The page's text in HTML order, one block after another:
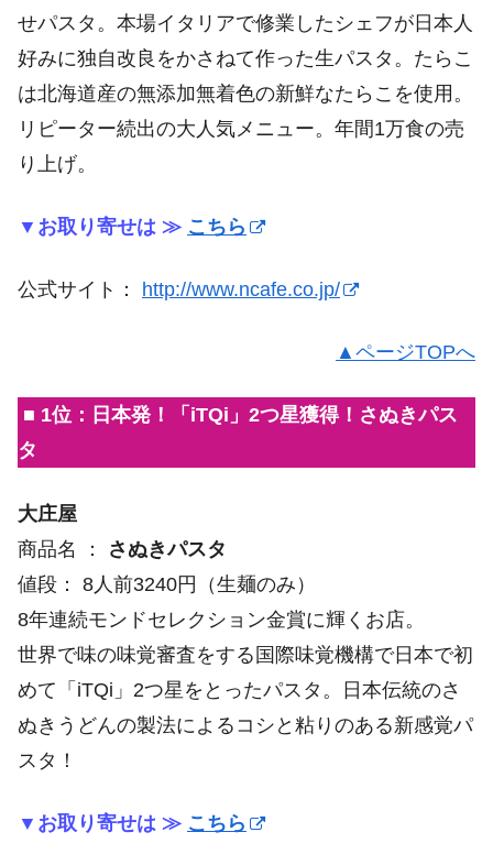
せパスタ。本場イタリアで修業したシェフが日本人
好みに独自改良をかさねて作った生パスタ。たらこ
は北海道産の無添加無着色の新鮮なたらこを使用。
リピーター続出の大人気メニュー。年間1万食の売
り上げ。
▼お取り寄せは ≫ こちら
公式サイト： http://www.ncafe.co.jp/
▲ページTOPへ
■ 1位：日本発！「iTQi」2つ星獲得！さぬきパス
タ
大庄屋
商品名 ： さぬきパスタ
値段： 8人前3240円（生麺のみ）
8年連続モンドセレクション金賞に輝くお店。
世界で味の味覚審査をする国際味覚機構で日本で初
めて「iTQi」2つ星をとったパスタ。日本伝統のさ
ぬきうどんの製法によるコシと粘りのある新感覚パ
スタ！
▼お取り寄せは ≫ こちら